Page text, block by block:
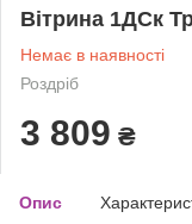
Вітрина 1ДСк
Немає в наявності
Роздріб
3 809 ₴
Опис